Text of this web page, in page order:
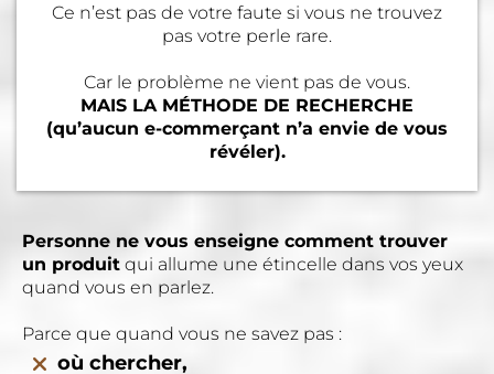
Ce n’est pas de votre faute si vous ne trouvez
pas votre perle rare.
Car le problème ne vient pas de vous.
MAIS LA MÉTHODE DE RECHERCHE
(qu’aucun e-commerçant n’a envie de vous
révéler).
Personne ne vous enseigne comment trouver
un produit qui allume une étincelle dans vos yeux
quand vous en parlez.
Parce que quand vous ne savez pas :
où chercher,